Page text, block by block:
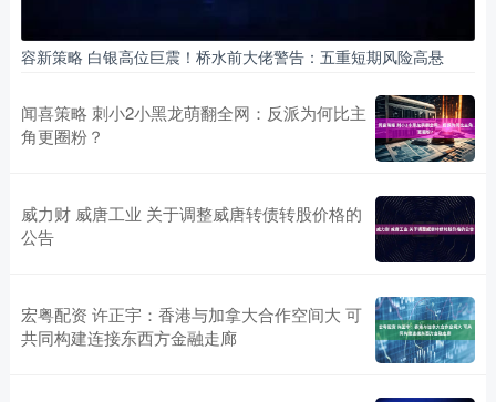
容新策略 白银高位巨震！桥水前大佬警告：五重短期风险高悬
闻喜策略 刺小2小黑龙萌翻全网：反派为何比主
角更圈粉？
威力财 威唐工业 关于调整威唐转债转股价格的
公告
宏粤配资 许正宇：香港与加拿大合作空间大 可
共同构建连接东西方金融走廊